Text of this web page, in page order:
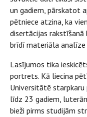
un gadiem, pārskatot
pētniece atzina, ka
disertācijas rakstīšanā
brīdī materiāla
Lasījumos tika
portrets. Kā liecina
Universitātē
līdz 23 gadiem,
bieži pirms studijām